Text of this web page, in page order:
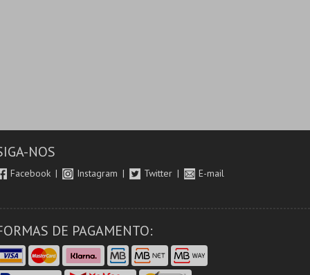
NOS
Facebook Instagram Twitter E-mail
DE PAGAMENTO: